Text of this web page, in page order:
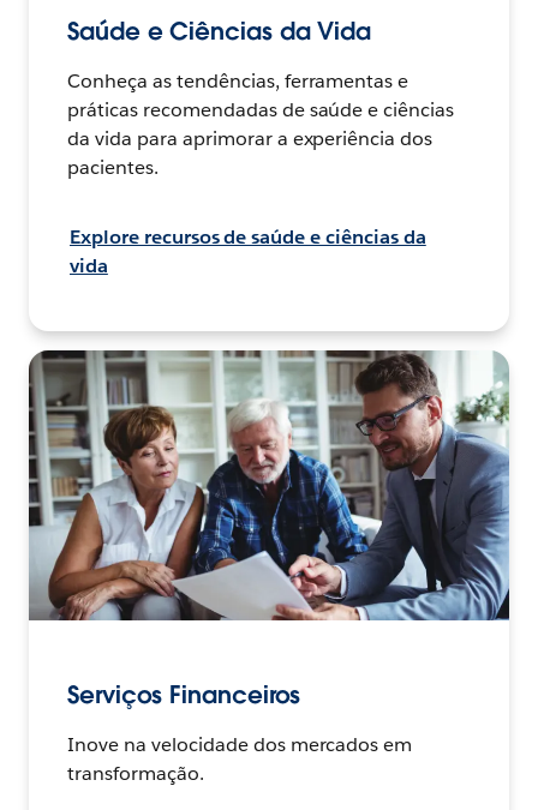
Saúde e Ciências da Vida
Conheça as tendências, ferramentas e
práticas recomendadas de saúde e ciências
da vida para aprimorar a experiência dos
pacientes.
Explore recursos de saúde e ciências da
vida
Serviços Financeiros
Inove na velocidade dos mercados em
transformação.